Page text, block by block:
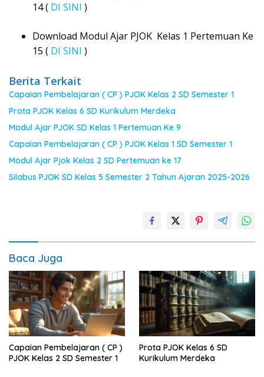
14 ( DI SINI )
Download Modul Ajar PJOK Kelas 1 Pertemuan Ke
15 ( DI SINI )
Berita Terkait
Capaian Pembelajaran ( CP ) PJOK Kelas 2 SD Semester 1
Prota PJOK Kelas 6 SD Kurikulum Merdeka
Modul Ajar PJOK SD Kelas 1 Pertemuan Ke 9
Capaian Pembelajaran ( CP ) PJOK Kelas 1 SD Semester 1
Modul Ajar Pjok Kelas 2 SD Pertemuan ke 17
Silabus PJOK SD Kelas 5 Semester 2 Tahun Ajaran 2025-2026
Baca Juga
Capaian Pembelajaran ( CP )
PJOK Kelas 2 SD Semester 1
Prota PJOK Kelas 6 SD
Kurikulum Merdeka